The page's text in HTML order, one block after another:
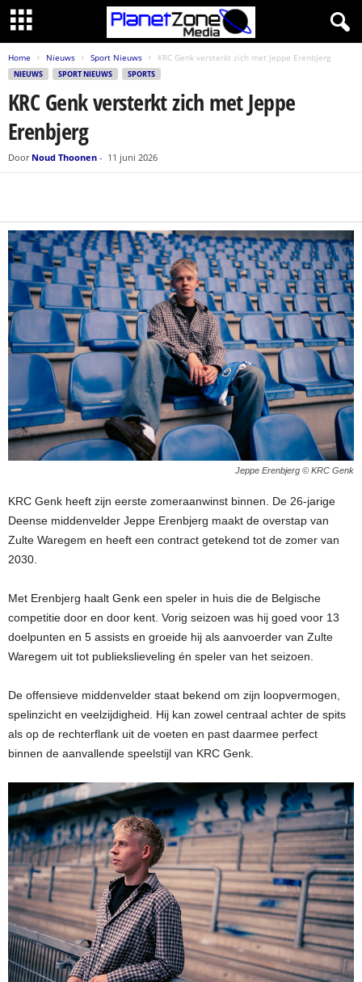
Home Nieuws Sport Nieuws KRC Genk versterkt zich met Jeppe Erenbjerg
NIEUWS SPORT NIEUWS SPORTS
KRC Genk versterkt zich met Jeppe
Erenbjerg
Door Noud Thoonen - 11 juni 2026
Jeppe Erenbjerg © KRC Genk
KRC Genk heeft zijn eerste zomeraanwinst binnen. De 26-jarige
Deense middenvelder Jeppe Erenbjerg maakt de overstap van
Zulte Waregem en heeft een contract getekend tot de zomer van
2030.
Met Erenbjerg haalt Genk een speler in huis die de Belgische
competitie door en door kent. Vorig seizoen was hij goed voor 13
doelpunten en 5 assists en groeide hij als aanvoerder van Zulte
Waregem uit tot publiekslieveling én speler van het seizoen.
De offensieve middenvelder staat bekend om zijn loopvermogen,
spelinzicht en veelzijdigheid. Hij kan zowel centraal achter de spits
als op de rechterflank uit de voeten en past daarmee perfect
binnen de aanvallende speelstijl van KRC Genk.